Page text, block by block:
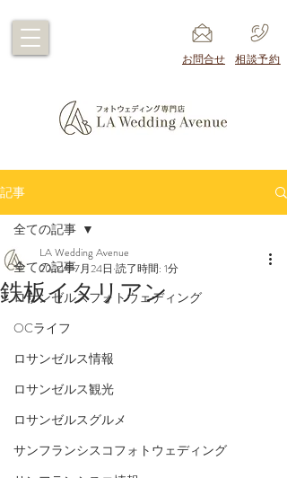
​お問合せ ​相談予約
記事
全ての記事
ロサンゼルスフォトウェディング
OCライフ
ロサンゼルス情報
ロサンゼルス観光
ロサンゼルスグルメ
サンフランシスコフォトウェディング
全ての記事
鉄板イタリアン
LA Wedding Avenue
2024年7月24日 読了時間: 1分